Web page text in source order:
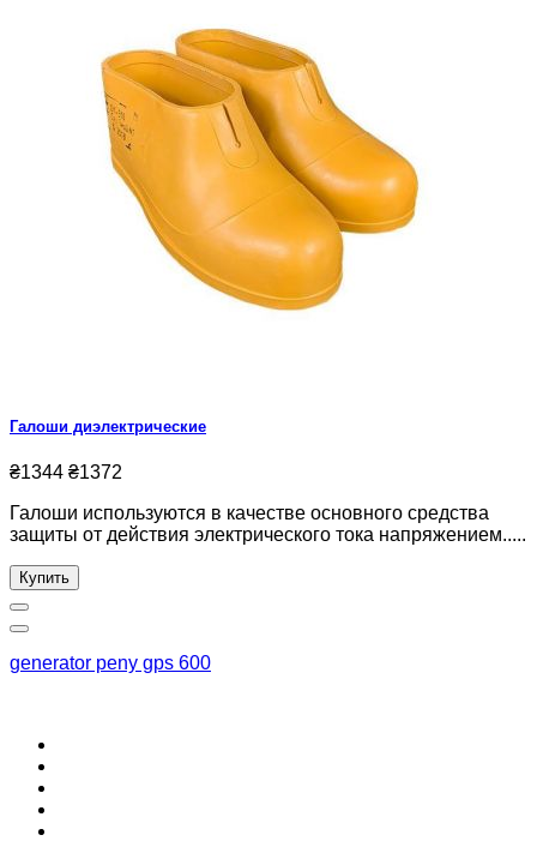
Галоши диэлектрические
₴1344 ₴1372
Галоши используются в качестве основного средства
защиты от действия электрического тока напряжением.....
Купить
generator peny gps 600